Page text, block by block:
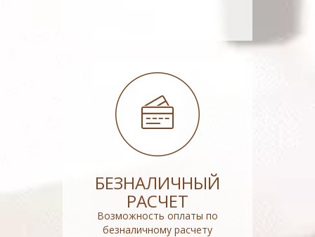
БЕЗНАЛИЧНЫЙ
РАСЧЕТ
Возможность оплаты по
безналичному расчету